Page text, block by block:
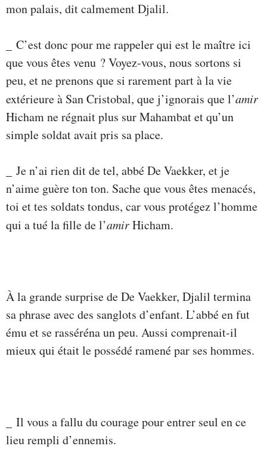
mon palais, dit calmement Djalil.
_ C’est donc pour me rappeler qui est le maître ici
que vous êtes venu ? Voyez-vous, nous sortons si
peu, et ne prenons que si rarement part à la vie
extérieure à San Cristobal, que j’ignorais que l’amir
Hicham ne régnait plus sur Mahambat et qu’un
simple soldat avait pris sa place.
_ Je n’ai rien dit de tel, abbé De Vaekker, et je
n’aime guère ton ton. Sache que vous êtes menacés,
toi et tes soldats tondus, car vous protégez l’homme
qui a tué la fille de l’amirHicham.
À la grande surprise de De Vaekker, Djalil termina
sa phrase avec des sanglots d’enfant. L’abbé en fut
ému et se rasséréna un peu. Aussi comprenait-il
mieux qui était le possédé ramené par ses hommes.
_ Il vous a fallu du courage pour entrer seul en ce
lieu rempli d’ennemis.